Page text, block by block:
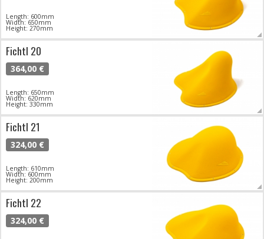
Length: 600mm
Width: 650mm
Height: 270mm
Fichtl 20
364,00 €
Length: 650mm
Width: 620mm
Height: 330mm
Fichtl 21
324,00 €
Length: 610mm
Width: 600mm
Height: 200mm
Fichtl 22
324,00 €